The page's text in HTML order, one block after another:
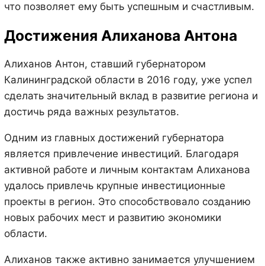
что позволяет ему быть успешным и счастливым.
Достижения Алиханова Антона
Алиханов Антон, ставший губернатором
Калининградской области в 2016 году, уже успел
сделать значительный вклад в развитие региона и
достичь ряда важных результатов.
Одним из главных достижений губернатора
является привлечение инвестиций. Благодаря
активной работе и личным контактам Алиханова
удалось привлечь крупные инвестиционные
проекты в регион. Это способствовало созданию
новых рабочих мест и развитию экономики
области.
Алиханов также активно занимается улучшением